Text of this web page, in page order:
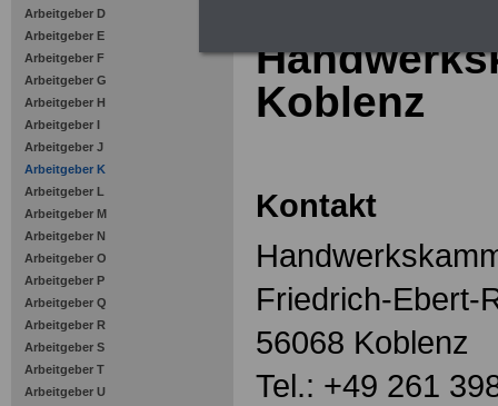
Arbeitgeber D
Arbeitgeber E
Arbeitgeber F
Arbeitgeber G
Arbeitgeber H
Arbeitgeber I
Arbeitgeber J
Arbeitgeber K
Arbeitgeber L
Arbeitgeber M
Arbeitgeber N
Arbeitgeber O
Arbeitgeber P
Arbeitgeber Q
Arbeitgeber R
Arbeitgeber S
Arbeitgeber T
Arbeitgeber U
Koblenz
Kontakt
Friedrich-Ebert-
56068 Koblenz
Tel.: +49 261